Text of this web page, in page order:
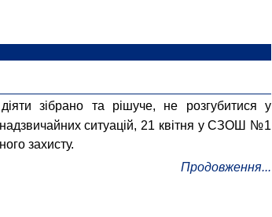
зібрано та рішуче, не розгубитися у
ситуацій, 21 квітня у СЗОШ №1
захисту.
Продовження...